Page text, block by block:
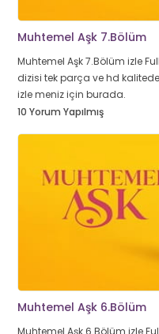
Muhtemel Aşk 7.Bölüm
Muhtemel Aşk 7.Bölüm izle
dizisi tek parça ve hd
izle meniz için burada.
10 Yorum Yapılmış
Muhtemel Aşk 6.Bölüm
Muhtemel Aşk 6.Bölüm izle